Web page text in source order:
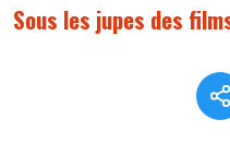
Sous les jupes des